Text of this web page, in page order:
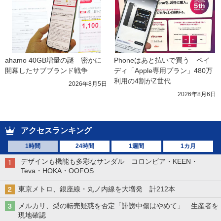
ahamo 40GB増量の謎　密かに
開幕したサブブランド戦争
2026年8月5日
Phoneはあと払いで買う　ペイ
ディ「Apple専用プラン」480万
利用の4割がZ世代
2026年8月6日
アクセスランキング
1時間 24時間 1週間 1カ月
デザインも機能も多彩なサンダル コロンビア・KEEN・
Teva・HOKA・OOFOS
東京メトロ、銀座線・丸ノ内線を大増発 計212本
メルカリ、梨の転売疑惑を否定「誹謗中傷はやめて」 生産者を
現地確認